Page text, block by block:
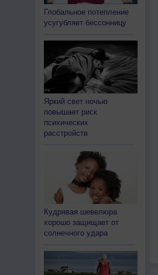
Глобальное потепление
усугубляет бессонницу
Яркий свет ночью
повышает риск
психических
расстройств
Кудрявая шевелюра
хорошо защищает от
солнечного удара